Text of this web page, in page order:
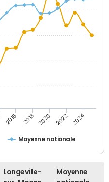
Moyenne nationale
2016 2018 2020 2022 2024
Longeville-
Moyenne